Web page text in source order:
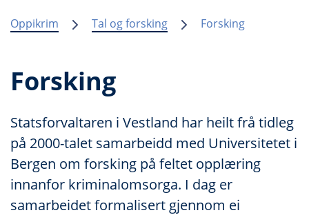
Oppikrim Tal og forsking Forsking
Forsking
Statsforvaltaren i Vestland har heilt frå tidleg
på 2000-talet samarbeidd med Universitetet i
Bergen om forsking på feltet opplæring
innanfor kriminalomsorga. I dag er
samarbeidet formalisert gjennom ei